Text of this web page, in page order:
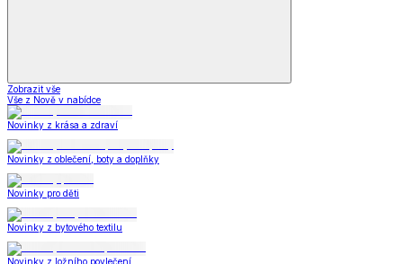
Zobrazit vše
Vše z Nově v nabídce
Novinky z krása a zdraví
Novinky z oblečení, boty a doplňky
Novinky pro děti
Novinky z bytového textilu
Novinky z ložního povlečení